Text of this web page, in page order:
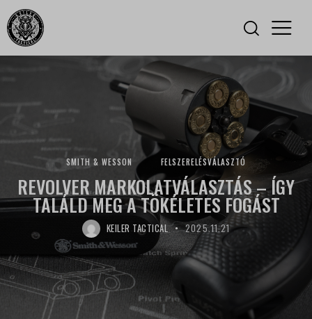
SMITH & WESSON FELSZERELÉSVÁLASZTÓ
REVOLVER MARKOLATVÁLASZTÁS – ÍGY
TALÁLD MEG A TÖKÉLETES FOGÁST
KEILER TACTICAL 2025.11.21